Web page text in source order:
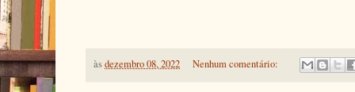
àsdezembro 08, 2022 Nenhum comentário: